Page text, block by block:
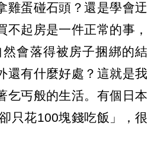
雞蛋碰石頭？還是學會迂
起房是一件正常的事，
會落得被房子捆綁的結
還有什麼好處？這就是我
乞丐般的生活。有個日本
只花100塊錢吃飯」，很